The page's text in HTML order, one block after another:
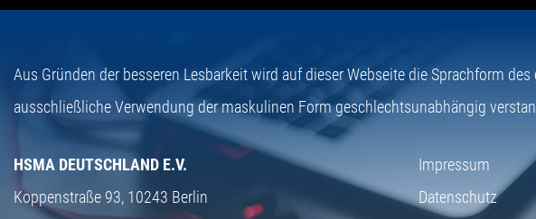
Aus Gründen der besseren Lesbarkeit wird auf dieser Webseite die Sprachform
ausschließliche Verwendung der maskulinen Form geschlechtsunabhängig
HSMA DEUTSCHLAND E.V.
Koppenstraße 93, 10243 Berlin
Impressum
Datenschutz